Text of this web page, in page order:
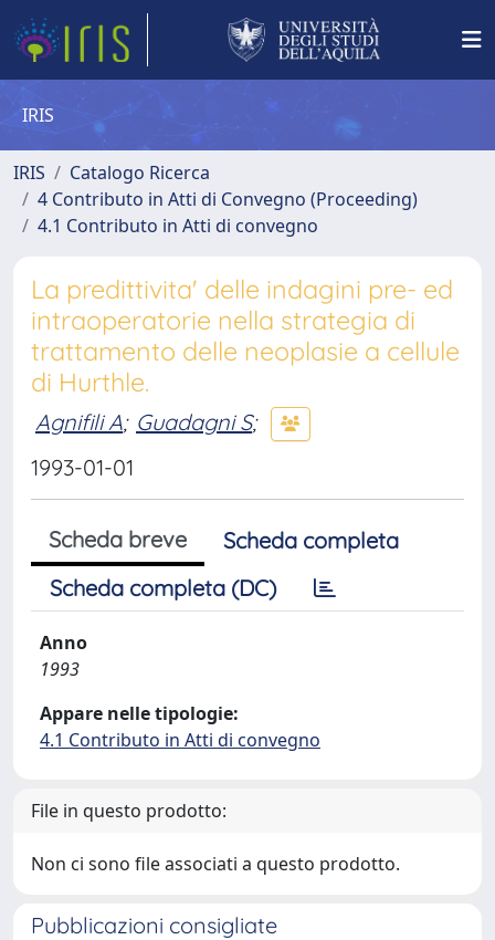
IRIS
IRIS
Catalogo Ricerca
4 Contributo in Atti di Convegno (Proceeding)
4.1 Contributo in Atti di convegno
La predittivita' delle indagini pre- ed
intraoperatorie nella strategia di
trattamento delle neoplasie a cellule
di Hurthle.
Agnifili A; Guadagni S;
1993-01-01
Scheda breve
Scheda completa
Scheda completa (DC)
Anno
1993
Appare nelle tipologie:
4.1 Contributo in Atti di convegno
File in questo prodotto:
Non ci sono file associati a questo prodotto.
Pubblicazioni consigliate